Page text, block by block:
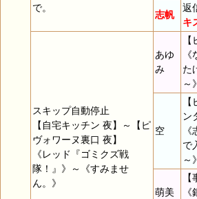
で。
志帆
返
キ
スキップ自動停止
【自宅キッチン 夜】～【ピ
ヴォワーヌ裏口 夜】
《レッド『ゴミクズ戦
隊！』》～《すみませ
ん。》
あゆ
み
た
～》
空
ン
で
～》
萌美